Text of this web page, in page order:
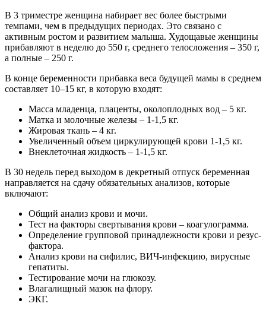
В 3 триместре женщина набирает вес более быстрыми
темпами, чем в предыдущих периодах. Это связано с
активным ростом и развитием малыша. Худощавые женщины
прибавляют в неделю до 550 г, среднего телосложения – 350 г,
а полные – 250 г.
В конце беременности прибавка веса будущей мамы в среднем
составляет 10–15 кг, в которую входят:
Масса младенца, плаценты, околоплодных вод – 5 кг.
Матка и молочные железы – 1-1,5 кг.
Жировая ткань – 4 кг.
Увеличенный объем циркулирующей крови 1-1,5 кг.
Внеклеточная жидкость – 1-1,5 кг.
В 30 недель перед выходом в декретный отпуск беременная
направляется на сдачу обязательных анализов, которые
включают:
Общий анализ крови и мочи.
Тест на факторы свертывания крови – коагулограмма.
Определение групповой принадлежности крови и резус-
фактора.
Анализ крови на сифилис, ВИЧ-инфекцию, вирусные
гепатиты.
Тестирование мочи на глюкозу.
Влагалищный мазок на флору.
ЭКГ.